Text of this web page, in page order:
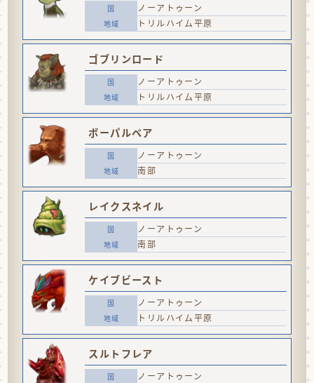
ノーアトゥーン
トリルハイム平原
ゴブリンロード
ノーアトゥーン
トリルハイム平原
ボーパルベア
ノーアトゥーン
南部
レイクスネイル
ノーアトゥーン
南部
ケイブビースト
ノーアトゥーン
トリルハイム平原
スルトフレア
ノーアトゥーン